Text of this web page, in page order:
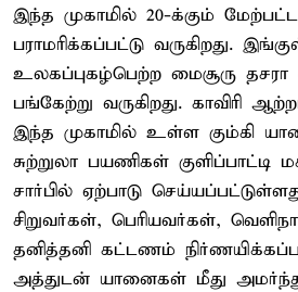
இந்த முகாமில் 20-க்கும்
பராமரிக்கப்பட்டு வருகிறது.
உலகப்புகழ்பெற்ற மைசூரு தசரா
பங்கேற்று வருகிறது. காவிரி
இந்த முகாமில் உள்ள கும்கி
சுற்றுலா பயணிகள் குளிப்பாட்டி
சார்பில் ஏற்பாடு
சிறுவர்கள், பெரியவர்கள்,
தனித்தனி கட்டணம்
அத்துடன் யானைகள் மீது அமர்ந்து